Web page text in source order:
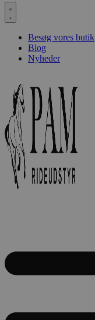
Besøg vores butik
Blog
Nyheder